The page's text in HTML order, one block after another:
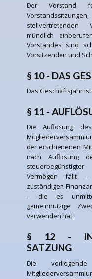
Der Vorstand
stellvertretenden
mündlich
Vorstandes sind
Vorsitzenden und
§ 10 - DAS
Das Geschäftsjahr
§ 11 -
Die Auflösung
der erschienenen
nach Auflösung
Vermögen fällt –
zuständigen
– die es
gemeinnützige
verwenden hat.
§ 12 -
SATZUNG
Die